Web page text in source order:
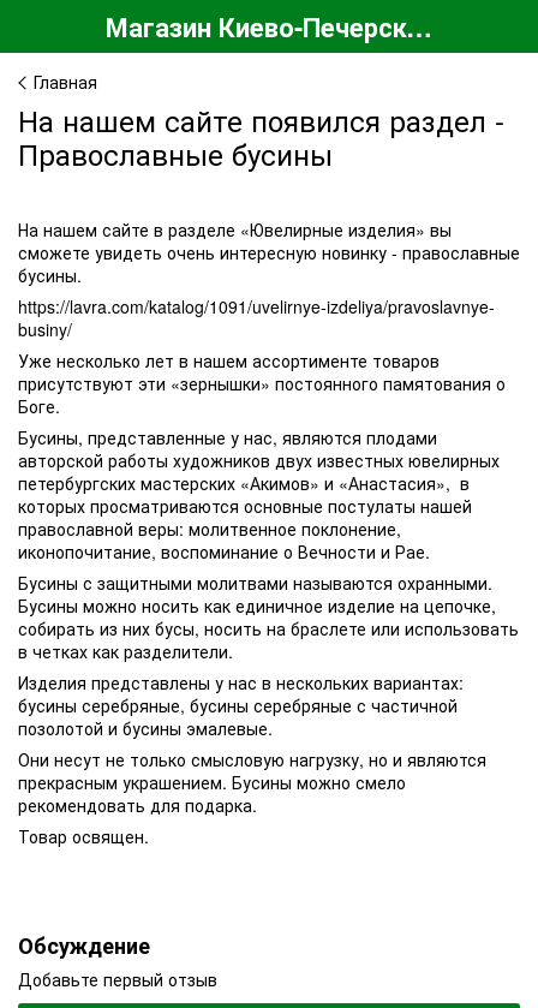
Магазин Киево-Печерской Лавры
Главная
На нашем сайте появился раздел -
Православные бусины
На нашем сайте в разделе «Ювелирные изделия» вы
сможете увидеть очень интересную новинку - православные
бусины.
https://lavra.com/katalog/1091/uvelirnye-izdeliya/pravoslavnye-
businy/
Уже несколько лет в нашем ассортименте товаров
присутствуют эти «зернышки» постоянного памятования о
Боге.
Бусины, представленные у нас, являются плодами
авторской работы художников двух известных ювелирных
петербургских мастерских «Акимов» и «Анастасия», в
которых просматриваются основные постулаты нашей
православной веры: молитвенное поклонение,
иконопочитание, воспоминание о Вечности и Рае.
Бусины с защитными молитвами называются охранными.
Бусины можно носить как единичное изделие на цепочке,
собирать из них бусы, носить на браслете или использовать
в четках как разделители.
Изделия представлены у нас в нескольких вариантах:
бусины серебряные, бусины серебряные с частичной
позолотой и бусины эмалевые.
Они несут не только смысловую нагрузку, но и являются
прекрасным украшением. Бусины можно смело
рекомендовать для подарка.
Товар освящен.
Обсуждение
Добавьте первый отзыв